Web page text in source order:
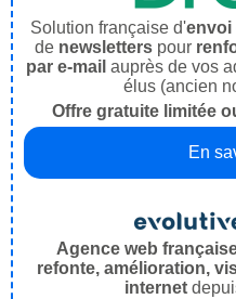
Solution française d'envoi
de newsletters pour
par e-mail auprès de vos
élus (ancien
Offre gratuite limitée
En
Agence web
refonte, amélioration,
internet